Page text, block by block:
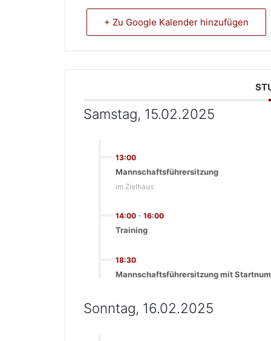
+ Zu Google Kalender hinzufügen
Samstag, 15.02.2025
13:00
Mannschaftsführersitzung
im Zielhaus
14:00 - 16:00
Training
18:30
Mannschaftsführersitzung mit
Sonntag, 16.02.2025